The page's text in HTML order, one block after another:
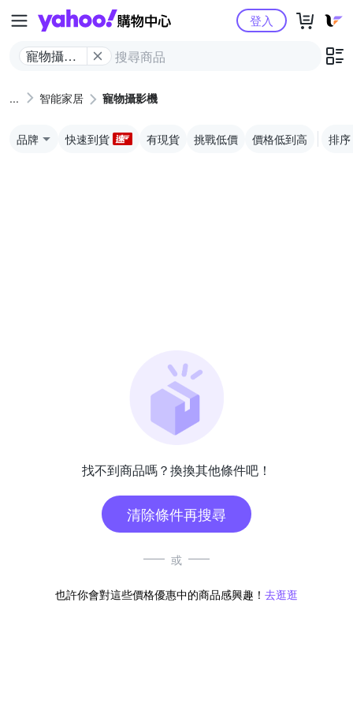
Yahoo購物中心
寵物攝影
登入
智能家居 寵物攝影機
品牌 快速到貨 有現貨 挑戰低價 價格低到高 排序
找不到商品嗎？換換其他條件吧！
清除條件再搜尋
或
也許你會對這些價格優惠中的商品感興趣！ 去逛逛